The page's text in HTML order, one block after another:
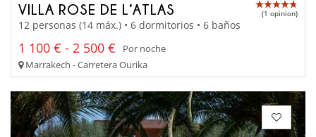
VILLA ROSE DE L’ATLAS (1 opinion)
12 personas (14 máx.) • 6 dormitorios • 6 baños
1 100 € - 2 500 €
Por noche
Marrakech - Carretera Ourika